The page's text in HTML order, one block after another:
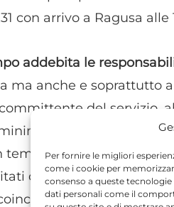
Per fornire le migliori
come i cookie per
consenso a queste
dati personali come il
con arrivo a Ragusa alle
addebita le
ma anche e soprattutto
del servizio,
l’utenza
tempi brevi, di un tavolo
dei viaggiatori
per Catania o